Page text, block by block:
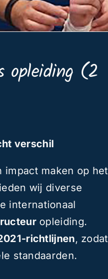
opleiding (2
verschil
impact maken op het
wij diverse
internationaal
opleiding.
richtlijnen, zodat
standaarden.